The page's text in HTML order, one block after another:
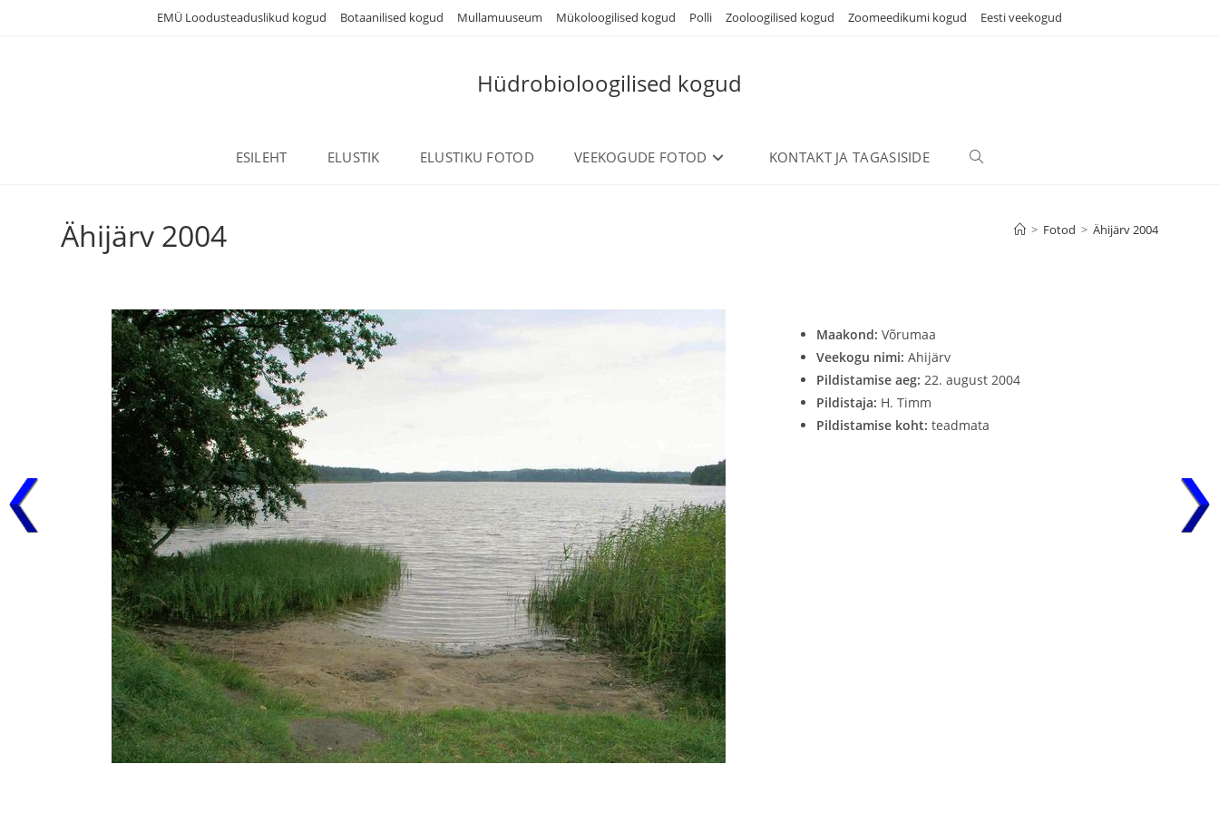
EMÜ Loodusteaduslikud kogud Botaanilised kogud Mullamuuseum Mükoloogilised kogud Polli Zooloogilised kogud Zoomeedikumi kogud Eesti veekogud
Hüdrobioloogilised kogud
ESILEHT ELUSTIK ELUSTIKU FOTOD VEEKOGUDE FOTOD KONTAKT JA TAGASISIDE TOGGLE
Ähijärv 2004 > Fotod > Ähijärv 2004
Maakond:Võrumaa
Veekogu nimi:Ahijärv
Pildistamise aeg:22. august 2004
Pildistaja: H. Timm
Pildistamise koht:teadmata